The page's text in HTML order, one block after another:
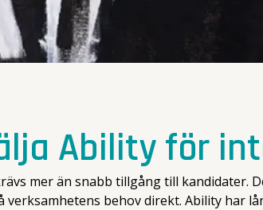
Ability för
mer än snabb tillgång till kandidater.
behov direkt. Ability har